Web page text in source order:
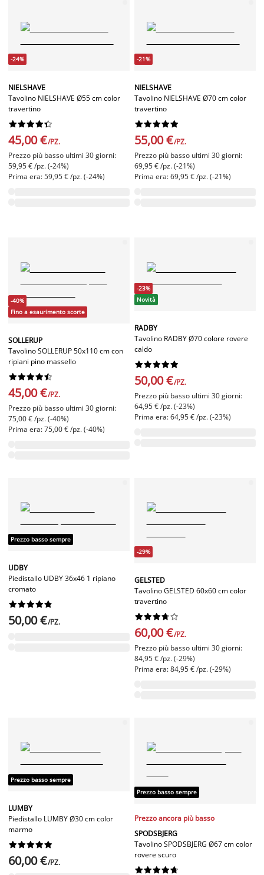
-24%
NIELSHAVE
Tavolino NIELSHAVE Ø55 cm color
travertino






45,00 €/PZ.
Prezzo più basso ultimi 30 giorni:
59,95 € /pz. (-24%)
Prima era: 59,95 € /pz. (-24%)
-21%
NIELSHAVE
Tavolino NIELSHAVE Ø70 cm color
travertino






55,00 €/PZ.
Prezzo più basso ultimi 30 giorni:
69,95 € /pz. (-21%)
Prima era: 69,95 € /pz. (-21%)
-40%
Fino a esaurimento scorte
SOLLERUP
Tavolino SOLLERUP 50x110 cm con
ripiani pino massello






45,00 €/PZ.
Prezzo più basso ultimi 30 giorni:
75,00 € /pz. (-40%)
Prima era: 75,00 € /pz. (-40%)
-23%
Novità
RADBY
Tavolino RADBY Ø70 colore rovere
caldo






50,00 €/PZ.
Prezzo più basso ultimi 30 giorni:
64,95 € /pz. (-23%)
Prima era: 64,95 € /pz. (-23%)
Prezzo basso sempre
UDBY
Piedistallo UDBY 36x46 1 ripiano
cromato






50,00 €/PZ.
-29%
GELSTED
Tavolino GELSTED 60x60 cm color
travertino






60,00 €/PZ.
Prezzo più basso ultimi 30 giorni:
84,95 € /pz. (-29%)
Prima era: 84,95 € /pz. (-29%)
Prezzo basso sempre
LUMBY
Piedistallo LUMBY Ø30 cm color
marmo






60,00 €/PZ.
Prezzo basso sempre
Prezzo ancora più basso
SPODSBJERG
Tavolino SPODSBJERG Ø67 cm color
rovere scuro





